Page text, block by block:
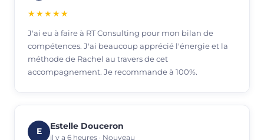
★★★★★
J'ai eu à faire à RT Consulting pour mon bilan de
compétences. J'ai beaucoup apprécié l'énergie et la
méthode de Rachel au travers de cet
accompagnement. Je recommande à 100%.
E Estelle Douceron
il y a 6 heures · Nouveau